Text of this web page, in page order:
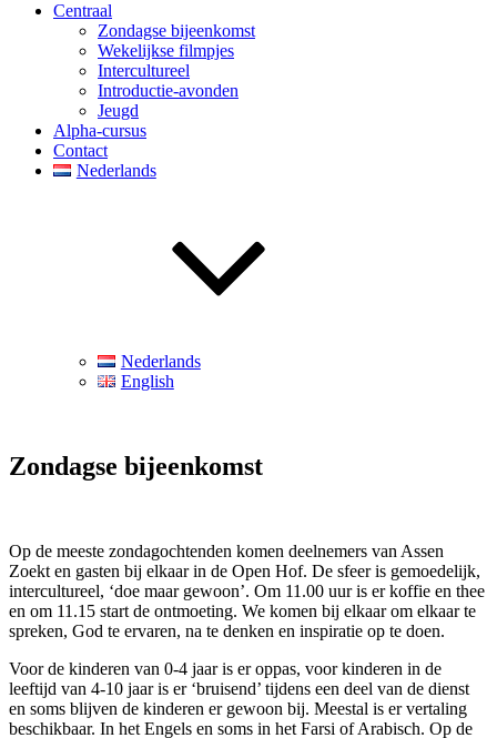
Centraal
Zondagse bijeenkomst
Wekelijkse filmpjes
Intercultureel
Introductie-avonden
Jeugd
Alpha-cursus
Contact
Nederlands
Nederlands
English
Zondagse bijeenkomst
Op de meeste zondagochtenden komen deelnemers van Assen
Zoekt en gasten bij elkaar in de Open Hof. De sfeer is gemoedelijk,
intercultureel, ‘doe maar gewoon’. Om 11.00 uur is er koffie en thee
en om 11.15 start de ontmoeting. We komen bij elkaar om elkaar te
spreken, God te ervaren, na te denken en inspiratie op te doen.
Voor de kinderen van 0-4 jaar is er oppas, voor kinderen in de
leeftijd van 4-10 jaar is er ‘bruisend’ tijdens een deel van de dienst
en soms blijven de kinderen er gewoon bij. Meestal is er vertaling
beschikbaar. In het Engels en soms in het Farsi of Arabisch. Op de